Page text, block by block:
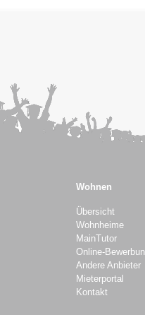
Wohnen
Übersicht
Wohnheime
MainTutor
Online-
Andere Anbieter
Mieterportal
Kontakt